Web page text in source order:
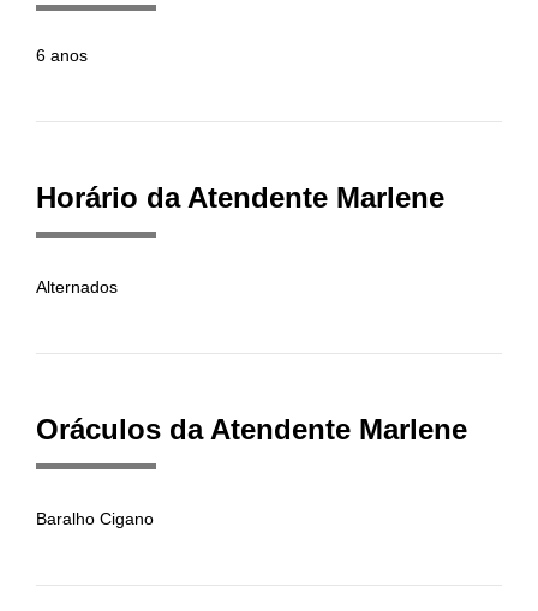
6 anos
Horário da Atendente Marlene
Alternados
Oráculos da Atendente Marlene
Baralho Cigano